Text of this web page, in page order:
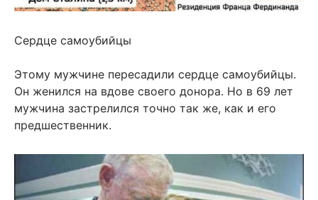
Сердце самоубийцы
Этому мужчине пересадили сердце самоубийцы.
Он женился на вдове своего донора. Но в 69 лет
мужчина застрелился точно так же, как и его
предшественник.